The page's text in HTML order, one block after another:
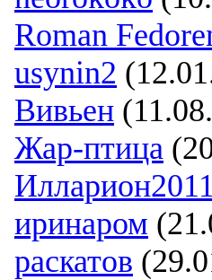
Roman
usynin2
Вивьен
Жар-птица
иринаром
раскатов